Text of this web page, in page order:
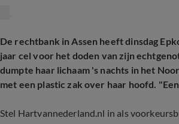
De rechtbank in Assen heeft dinsdag
jaar cel voor het doden van zijn
dumpte haar lichaam 's nachts in het
met een plastic zak over haar hoofd.
Stel Hartvannederland.nl in als